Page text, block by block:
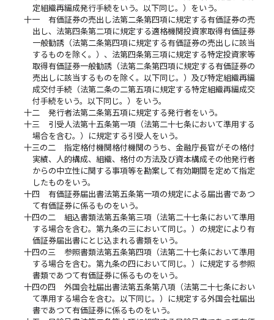
定組織再編成発行手続をいう。以下同じ。）をいう。
十一
有価証券の売出し法第二条第四項に規定する有価証券の売
出し、法第四条第二項に規定する適格機関投資家取得有価証券
一般勧誘（法第二条第四項に規定する有価証券の売出しに該当
するものを除く。）、法第四条第三項に規定する特定投資家等
取得有価証券一般勧誘（法第二条第四項に規定する有価証券の
売出しに該当するものを除く。以下同じ。）及び特定組織再編
成交付手続（法第二条の二第五項に規定する特定組織再編成交
付手続をいう。以下同じ。）をいう。
十二
発行者法第二条第五項に規定する発行者をいう。
十三
引受人法第十五条第一項（法第二十七条において準用する
場合を含む。）に規定する引受人をいう。
十三の二
指定格付機関格付機関のうち、金融庁長官がその格付
実績、人的構成、組織、格付の方法及び資本構成その他発行者
からの中立性に関する事項等を勘案して有効期間を定めて指定
したものをいう。
十四
有価証券届出書法第五条第一項の規定による届出書であつ
て有価証券に係るものをいう。
十四の二
組込書類法第五条第三項（法第二十七条において準用
する場合を含む。第九条の三において同じ。）の規定により有
価証券届出書にとじ込まれる書類をいう。
十四の三
参照書類法第五条第四項（法第二十七条において準用
する場合を含む。第九条の四において同じ。）に規定する参照
書類であつて有価証券に係るものをいう。
十四の四
外国会社届出書法第五条第八項（法第二十七条におい
て準用する場合を含む。以下同じ。）に規定する外国会社届出
書であつて有価証券に係るものをいう。